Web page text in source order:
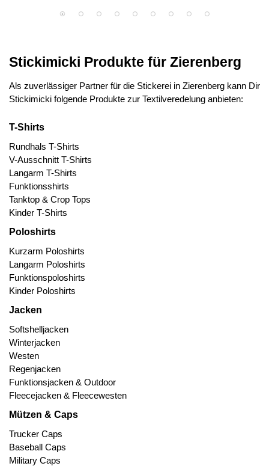
Stickimicki Produkte für Zierenberg
Als zuverlässiger Partner für die Stickerei in Zierenberg kann Dir
Stickimicki folgende Produkte zur Textilveredelung anbieten:
T-Shirts
Rundhals T-Shirts
V-Ausschnitt T-Shirts
Langarm T-Shirts
Funktionsshirts
Tanktop & Crop Tops
Kinder T-Shirts
Poloshirts
Kurzarm Poloshirts
Langarm Poloshirts
Funktionspoloshirts
Kinder Poloshirts
Jacken
Softshelljacken
Winterjacken
Westen
Regenjacken
Funktionsjacken & Outdoor
Fleecejacken & Fleecewesten
Mützen & Caps
Trucker Caps
Baseball Caps
Military Caps